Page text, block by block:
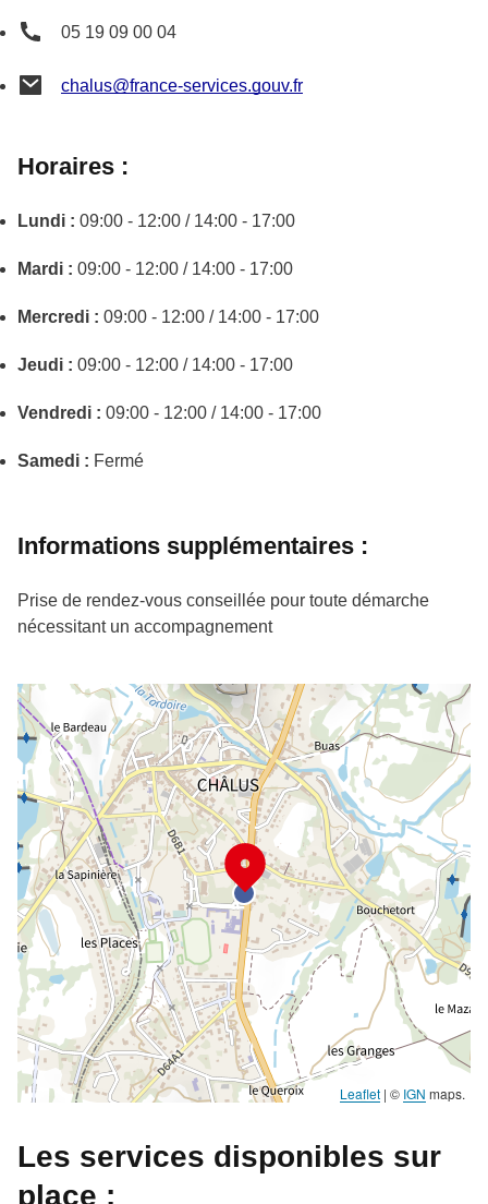
05 19 09 00 04
chalus@france-services.gouv.fr
Horaires :
Lundi : 09:00 - 12:00 / 14:00 - 17:00
Mardi : 09:00 - 12:00 / 14:00 - 17:00
Mercredi : 09:00 - 12:00 / 14:00 - 17:00
Jeudi : 09:00 - 12:00 / 14:00 - 17:00
Vendredi : 09:00 - 12:00 / 14:00 - 17:00
Samedi : Fermé
Informations supplémentaires :
Prise de rendez-vous conseillée pour toute démarche
nécessitant un accompagnement
Leaflet | © IGN maps.
Les services disponibles sur
place :